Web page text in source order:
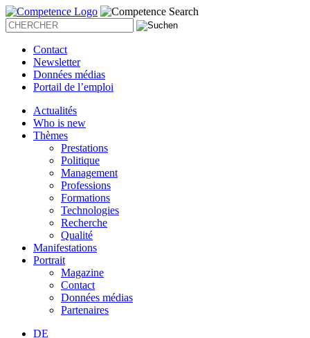
Contact
Newsletter
Données médias
Portail de l’emploi
Actualités
Who is new
Thèmes
Prestations
Politique
Management
Professions
Formations
Technologies
Recherche
Qualité
Manifestations
Portrait
Magazine
Contact
Données médias
Partenaires
DE